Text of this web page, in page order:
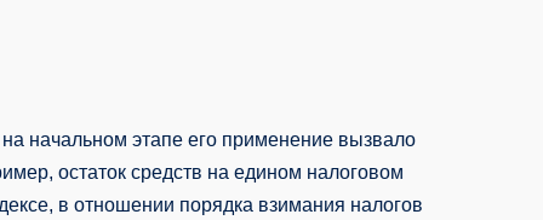
начальном этапе его применение вызвало
остаток средств на едином налоговом
в отношении порядка взимания налогов